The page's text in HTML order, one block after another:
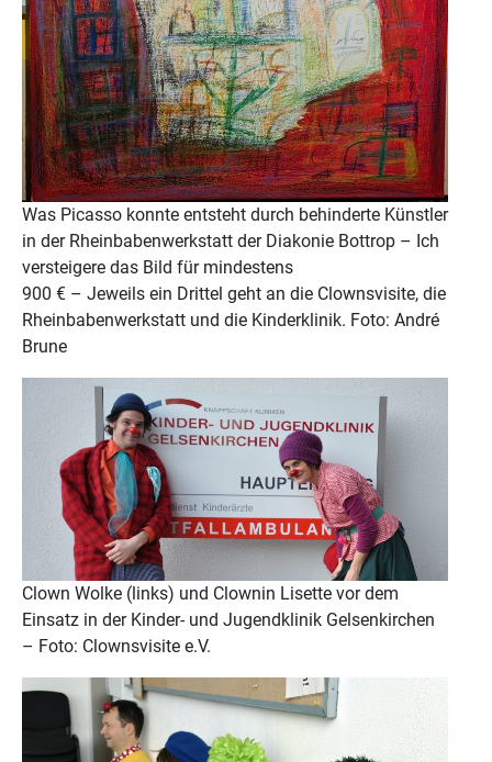
Was Picasso konnte entsteht durch behinderte Künstler
in der Rheinbabenwerkstatt der Diakonie Bottrop – Ich
versteigere das Bild für mindestens
900 € – Jeweils ein Drittel geht an die Clownsvisite, die
Rheinbabenwerkstatt und die Kinderklinik. Foto: André
Brune
Clown Wolke (links) und Clownin Lisette vor dem
Einsatz in der Kinder- und Jugendklinik Gelsenkirchen
– Foto: Clownsvisite e.V.